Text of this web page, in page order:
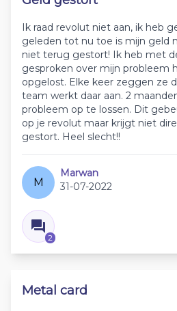
Ik raad revolut niet aan, ik heb
geleden tot nu toe is mijn geld
niet terug gestort! Ik heb met
gesproken over mijn probleem
opgelost. Elke keer zeggen ze
team werkt daar aan. 2
probleem op te lossen. Dit
op je revolut maar krijgt niet
gestort. Heel slecht!!
M
Marwan
31-07-2022
2
Metal card